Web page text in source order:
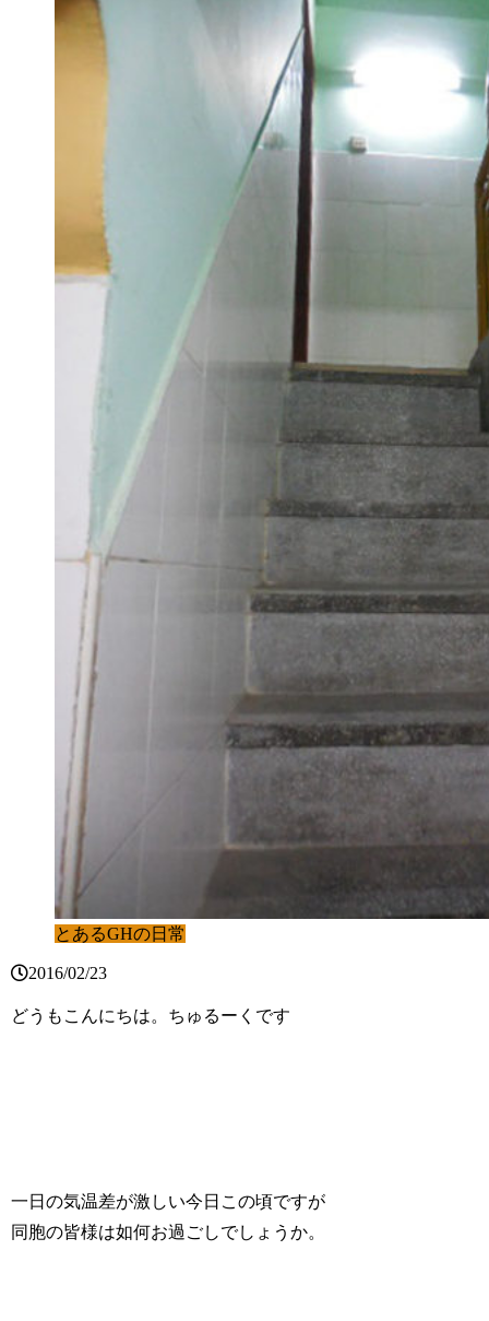
とあるGHの日常
2016/02/23
どうもこんにちは。ちゅるーくです
一日の気温差が激しい今日この頃ですが
同胞の皆様は如何お過ごしでしょうか。